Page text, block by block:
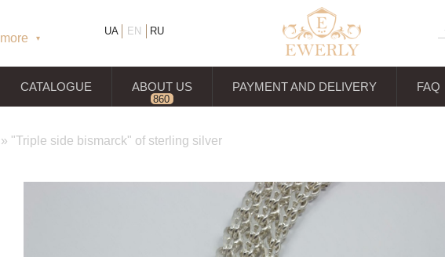
more
RU
UA EN
CATALOGUE ABOUT US
860 reviews
PAYMENT AND DELIVERY FAQ
» "Triple side bismarck" of sterling silver